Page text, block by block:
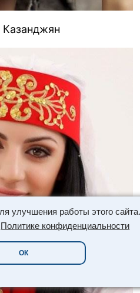
улучшения работы этого сайта.
Политике конфиденциальности
ОК